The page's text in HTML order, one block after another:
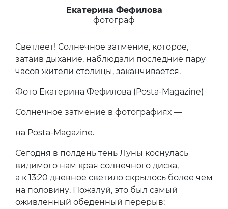
Екатерина Фефилова
фотограф
Светлеет! Солнечное затмение, которое,
затаив дыхание, наблюдали последние пару
часов жители столицы, заканчивается.
Фото Екатерина Фефилова (Posta-Magazine)
Солнечное затмение в фотографиях —
на Posta-Magazine.
Сегодня в полдень тень Луны коснулась
видимого нам края солнечного диска,
а к 13:20 дневное светило скрылось более чем
на половину. Пожалуй, это был самый
оживленный обеденный перерыв: